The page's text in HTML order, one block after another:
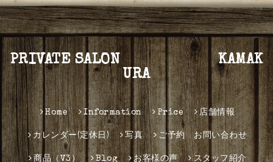
PRIVATE SALON KAMAK
URA
Home Information Price 店舗情報
カレンダー(定休日) 写真 ご予約 お問い合わせ
商品（V3） Blog お客様の声 スタッフ紹介